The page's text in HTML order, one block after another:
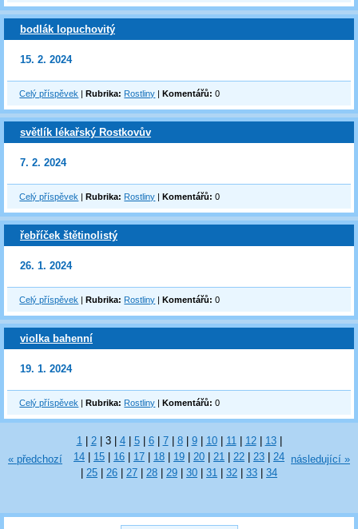
bodlák lopuchovitý
15. 2. 2024
Celý příspěvek |Rubrika: Rostliny |Komentářů: 0
světlík lékařský Rostkovův
7. 2. 2024
Celý příspěvek |Rubrika: Rostliny |Komentářů: 0
řebříček štětinolistý
26. 1. 2024
Celý příspěvek |Rubrika: Rostliny |Komentářů: 0
violka bahenní
19. 1. 2024
Celý příspěvek |Rubrika: Rostliny |Komentářů: 0
« předchozí
1 2 3 4 5 6 7 8 9 10 11 12 13
14
15 16 17 18 19 20 21 22 23
24
25 26 27 28 29 30 31 32 33 34
následující »